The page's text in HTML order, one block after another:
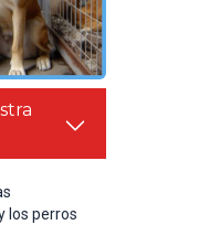
los perros